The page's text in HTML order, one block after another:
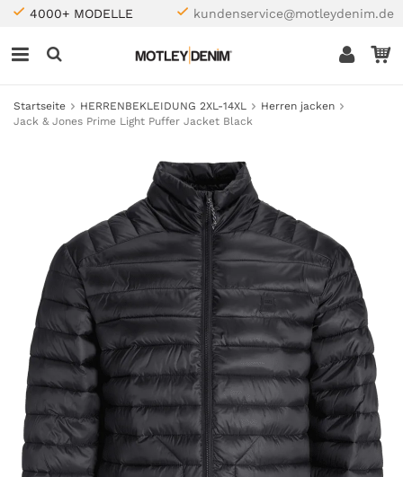
4000+ MODELLE kundenservice@motleydenim.de
Startseite HERRENBEKLEIDUNG 2XL-14XL
Herren jacken
Jack & Jones Prime Light Puffer Jacket Black